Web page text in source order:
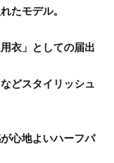
たモデル。
衣」としての届出
どスタイリッシュ
心地よいハーフパ